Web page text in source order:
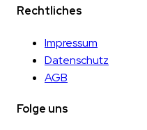
Rechtliches
Impressum
Datenschutz
AGB
Folge uns